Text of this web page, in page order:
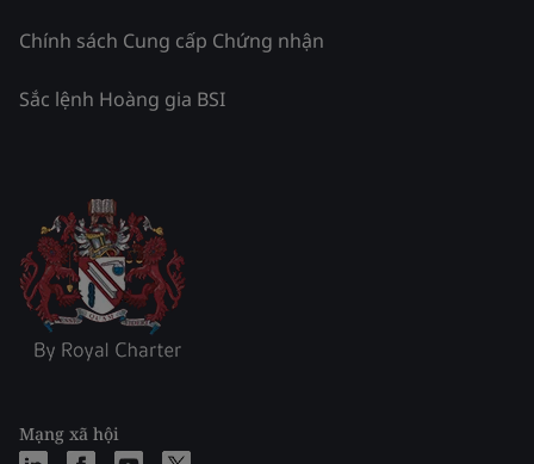
Chính sách Cung cấp Chứng nhận
Sắc lệnh Hoàng gia BSI
Mạng xã hội